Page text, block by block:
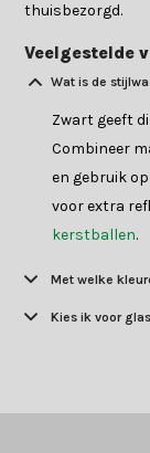
thuisbezorgd.
Veelgestelde
Wat is de
Zwart geeft
Combineer
en gebruik
voor extra
kerstballen.
Met welke
Kies ik voor